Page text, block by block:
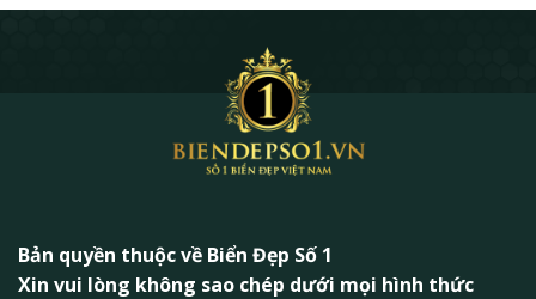
Bản quyền thuộc về Biển Đẹp Số 1
Xin vui lòng không sao chép dưới mọi hình thức